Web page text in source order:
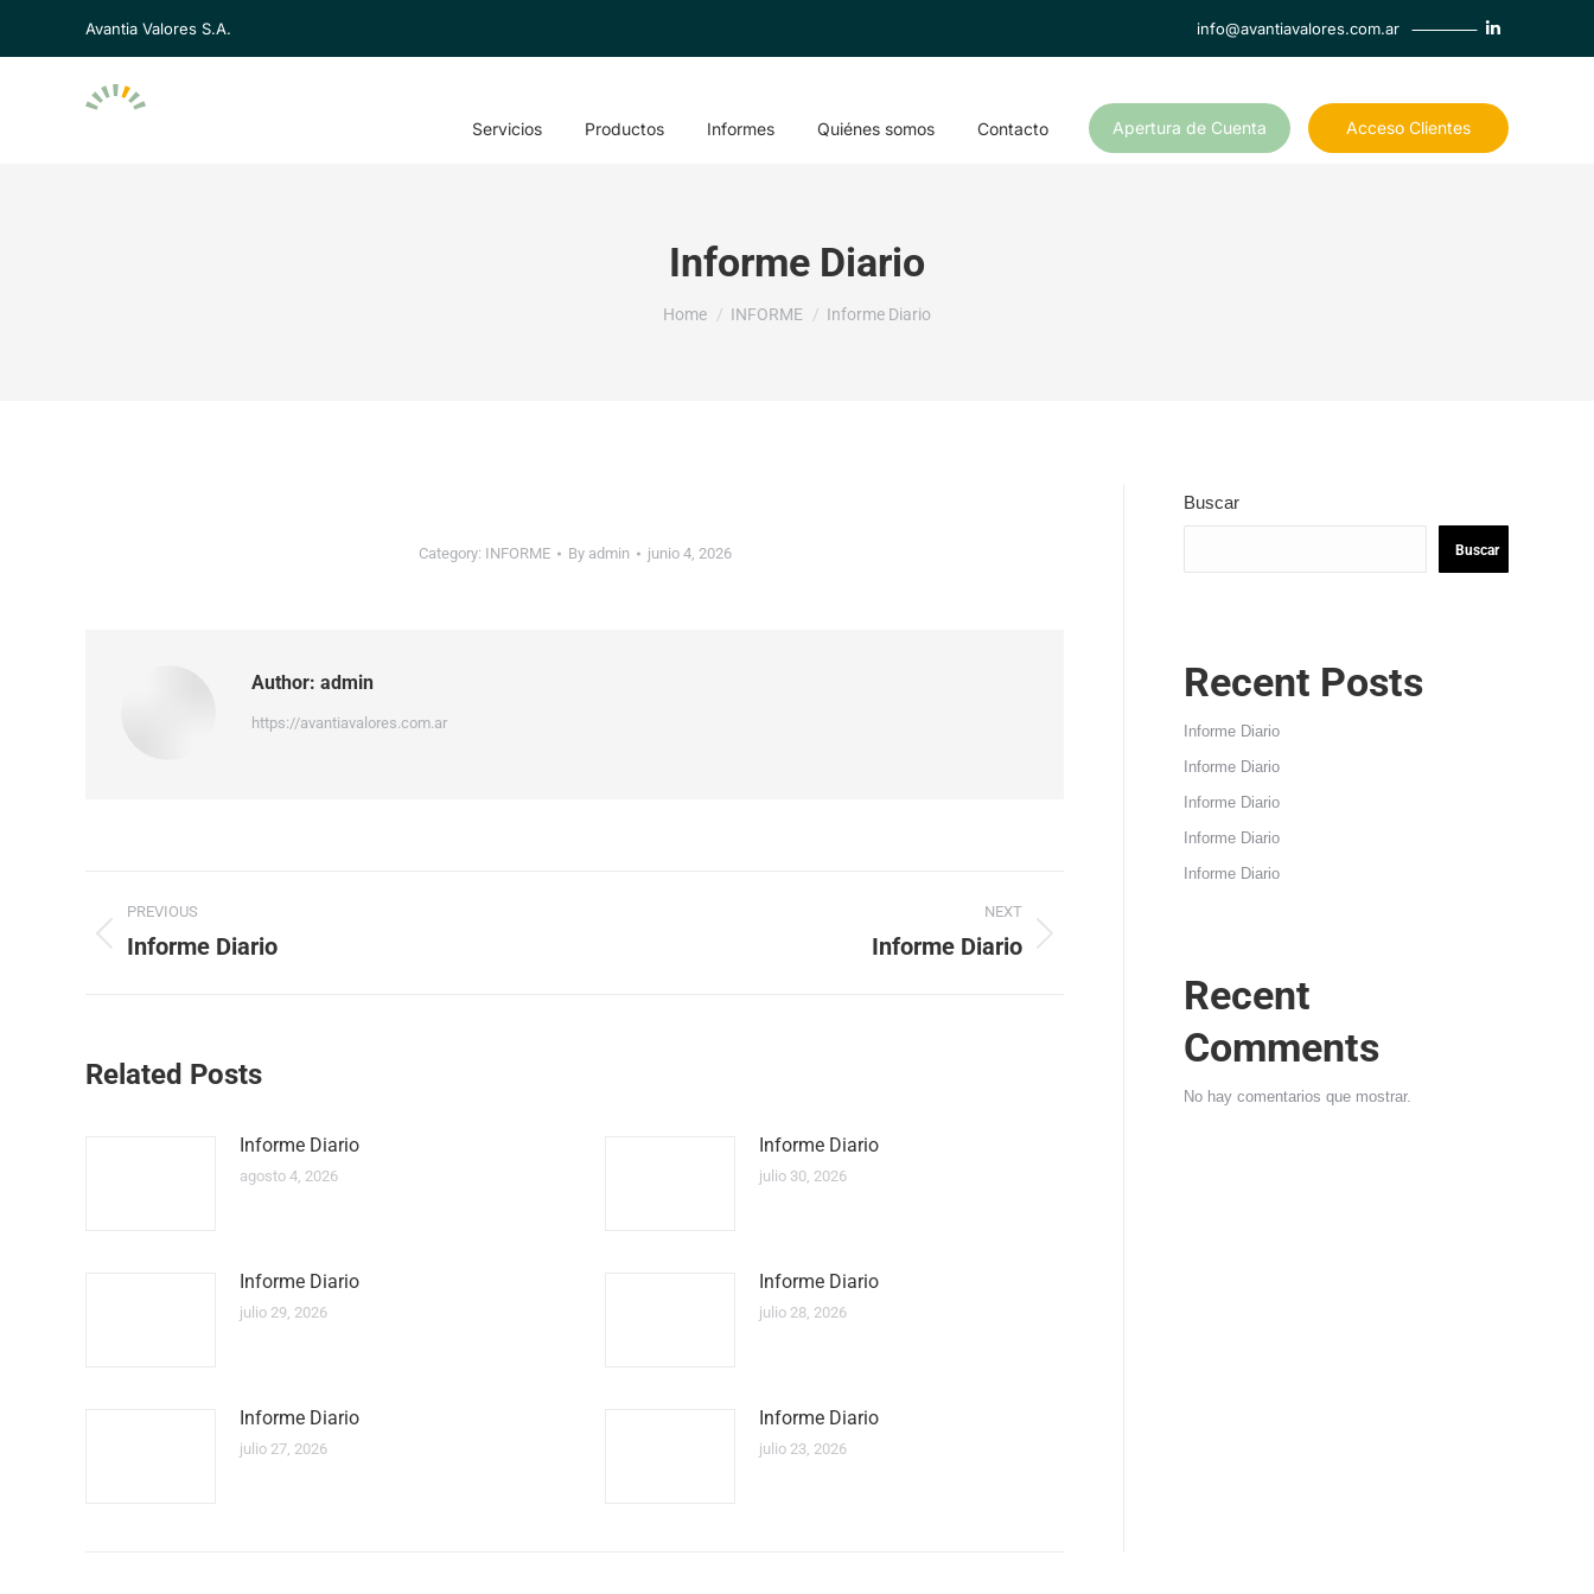
Avantia Valores S.A. info@avantiavalores.com.ar
Servicios Productos Informes Quiénes somos Contacto Apertura de Cuenta Acceso Clientes
Informe Diario
You are here:
Home INFORME Informe Diario
Category: INFORME By admin junio 4, 2026
Author: admin
https://avantiavalores.com.ar
PREVIOUS
Informe Diario
NEXT
Informe Diario
Related Posts
Informe Diario
agosto 4, 2026
Informe Diario
julio 30, 2026
Informe Diario
julio 29, 2026
Informe Diario
julio 28, 2026
Informe Diario
julio 27, 2026
Informe Diario
julio 23, 2026
Buscar
Buscar
Recent Posts
Informe Diario
Informe Diario
Informe Diario
Informe Diario
Informe Diario
Recent
Comments
No hay comentarios que mostrar.